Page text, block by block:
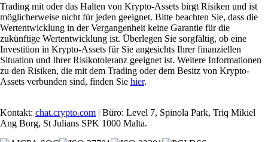
Trading mit oder das Halten von Krypto-Assets birgt Risiken und ist
möglicherweise nicht für jeden geeignet. Bitte beachten Sie, dass die
Wertentwicklung in der Vergangenheit keine Garantie für die
zukünftige Wertentwicklung ist. Überlegen Sie sorgfältig, ob eine
Investition in Krypto-Assets für Sie angesichts Ihrer finanziellen
Situation und Ihrer Risikotoleranz geeignet ist. Weitere Informationen
zu den Risiken, die mit dem Trading oder dem Besitz von Krypto-
Assets verbunden sind, finden Sie hier.
Kontakt: chat.crypto.com | Büro: Level 7, Spinola Park, Triq Mikiel
Ang Borg, St Julians SPK 1000 Malta.